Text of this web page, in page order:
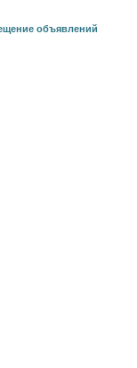
объявлений